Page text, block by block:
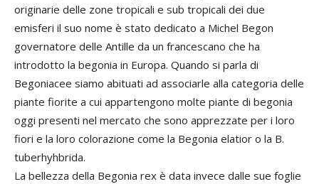
originarie delle zone tropicali e sub tropicali dei due
emisferi il suo nome è stato dedicato a Michel Begon
governatore delle Antille da un francescano che ha
introdotto la begonia in Europa. Quando si parla di
Begoniacee siamo abituati ad associarle alla categoria delle
piante fiorite a cui appartengono molte piante di begonia
oggi presenti nel mercato che sono apprezzate per i loro
fiori e la loro colorazione come la Begonia elatior o la B.
tuberhyhbrida.
La bellezza della Begonia rex è data invece dalle sue foglie